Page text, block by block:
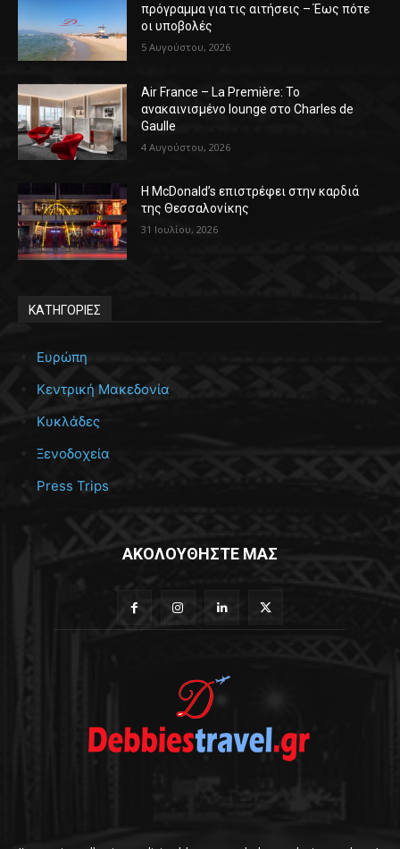
πρόγραμμα για τις αιτήσεις – Έως πότε
οι υποβολές
5 Αυγούστου, 2026
Air France – La Première: Το
ανακαινισμένο lounge στο Charles de
Gaulle
4 Αυγούστου, 2026
Η McDonald’s επιστρέφει στην καρδιά
της Θεσσαλονίκης
31 Ιουλίου, 2026
ΚΑΤΗΓΟΡΙΕΣ
Ευρώπη
Κεντρική Μακεδονία
Κυκλάδες
Ξενοδοχεία
Press Trips
ΑΚΟΛΟΥΘΗΣΤΕ ΜΑΣ